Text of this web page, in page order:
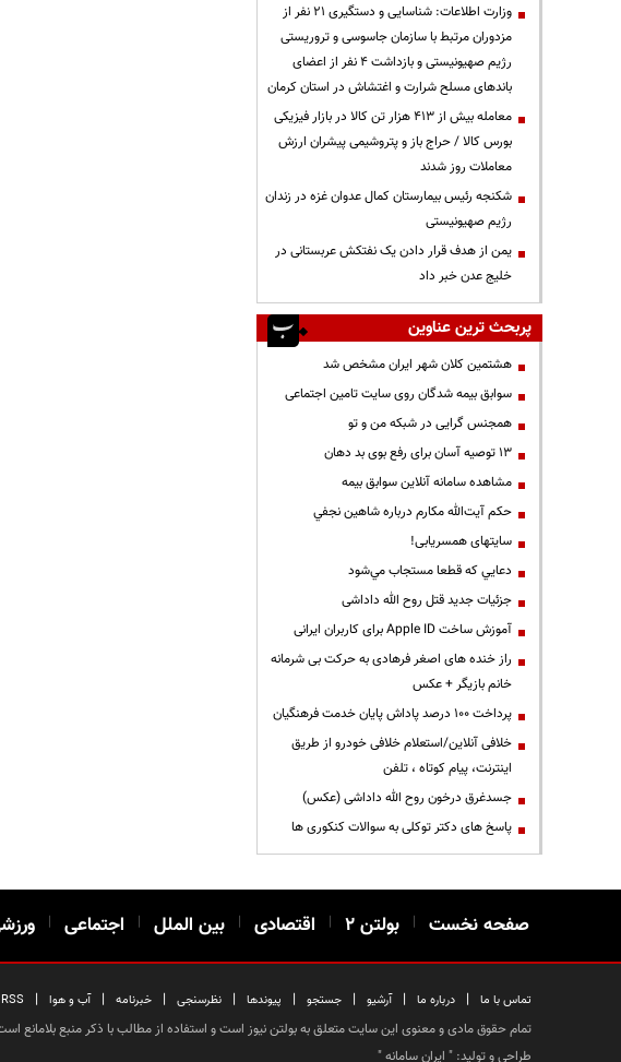
وزارت اطلاعات: شناسایی و دستگیری ۲۱ نفر از
مزدوران مرتبط با سازمان جاسوسی و تروریستی
رژیم صهیونیستی و بازداشت ۴ نفر از اعضای
باندهای مسلح شرارت و اغتشاش در استان کرمان
معامله بیش از ۴۱۳ هزار تن کالا در بازار فیزیکی
بورس کالا / حراج باز و پتروشیمی پیشران ارزش
معاملات روز شدند
شکنجه رئیس بیمارستان کمال عدوان غزه در زندان
رژیم صهیونیستی
یمن از هدف قرار دادن یک نفتکش عربستانی در
خلیج عدن خبر داد
پربحث ترین عناوین
هشتمین کلان شهر ایران مشخص شد
سوابق بیمه شدگان روی سایت تامین اجتماعی
همجنس گرایی در شبکه من و تو
13 توصیه آسان برای رفع بوی بد دهان
مشاهده سامانه آنلاين سوابق بیمه
حكم آيت‌الله مكارم درباره شاهين نجفي
سایتهای همسریابی!
دعايي كه قطعا مستجاب مي‌شود
جزئیات جدید قتل روح الله داداشی
آموزش ساخت Apple ID برای کاربران ایرانی
راز خنده های اصغر فرهادی به حرکت بی شرمانه
خانم بازیگر + عکس
پرداخت ۱۰۰ درصد پاداش پایان خدمت فرهنگیان
خلافی آنلاین/استعلام خلافی خودرو از طریق
اینترنت، پیام کوتاه ، تلفن
جسدغرق درخون روح الله داداشی (عکس)
پاسخ های دکتر توکلی به سوالات کنکوری ها
صفحه نخست | بولتن ۲ | اقتصادی | بین الملل | اجتماعی |
تماس با ما | درباره ما | آرشیو | جستجو | پیوندها | نظرسنجی | خبرنامه | آب و هوا |
RSS
تمام حقوق مادی و معنوی این سایت متعلق به بولتن نیوز است و استفاده از مطالب با ذکر منبع بلامانع
طراحی و تولید: " ایران سامانه"